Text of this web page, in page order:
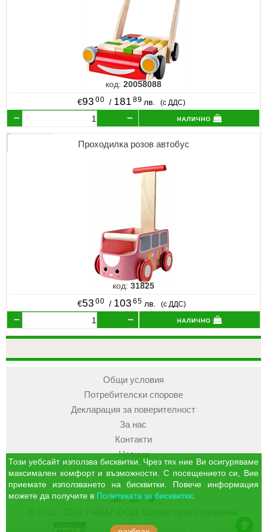
код: 20058088
€93 00 / 181 89 лв. (с ДДС)
налично
Проходилка розов автобус
код: 31825
€53 00 / 103 65 лв. (с ДДС)
налично
Общи условия
Потребителски спорове
Декларация за поверителност
За нас
Контакти
Новини
УЧМАГКошница
Профил
Този уебсайт използва бисквитки. Чрез тях ние Ви осигуряваме
максимален комфорт и възможности. С посещението си, Вие
приемате използването на бисквитки. Повече информация
можете да получите в Политиката за бисквитки.